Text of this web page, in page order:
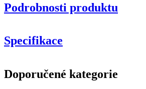
Podrobnosti produktu
Specifikace
Číslo produktuB110CM-mt
Doporučené kategorie